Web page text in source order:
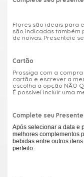
Flores são ideais para
são indicadas também
de noivas. Presenteie
Cartão
Prossiga com a
cartão e escrever a
escolha a opção NÃO
É possível incluir uma
Complete seu Presente
Após selecionar a data e
melhores complementos
bebidas entre outros
perfeito.